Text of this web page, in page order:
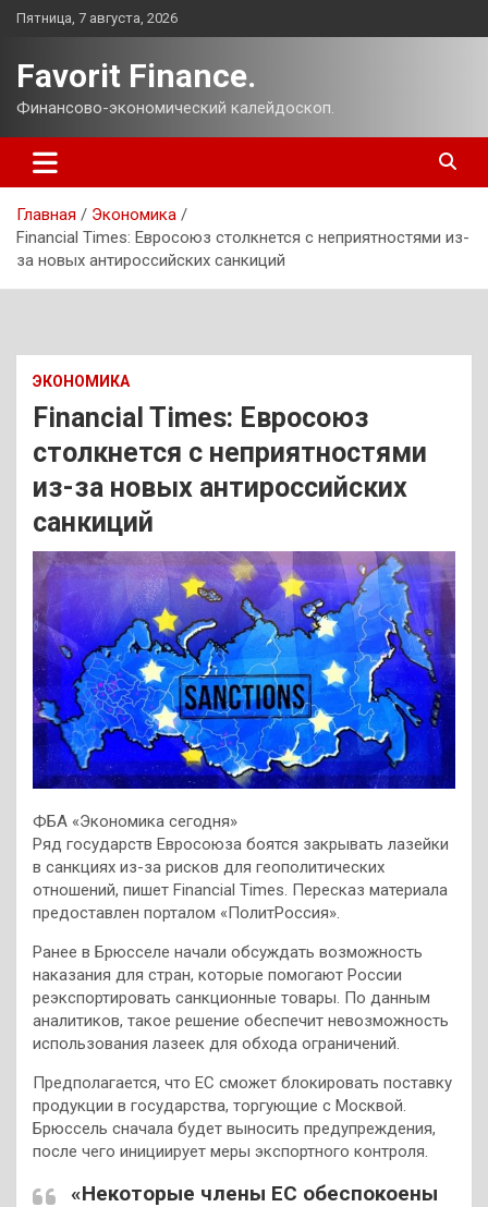
Перейти
Пятница, 7 августа, 2026
Favorit Finance.
Финансово-экономический калейдоскоп.
Главная
Экономика
Financial Times: Евросоюз столкнется с неприятностями из-
за новых антироссийских санкиций
ЭКОНОМИКА
Financial Times: Евросоюз
столкнется с неприятностями
из-за новых антироссийских
санкиций
ФБА «Экономика сегодня»
Ряд государств Евросоюза боятся закрывать лазейки
в санкциях из-за рисков для геополитических
отношений, пишет Financial Times. Пересказ материала
предоставлен порталом «ПолитРоссия».
Ранее в Брюсселе начали обсуждать возможность
наказания для стран, которые помогают России
реэкспортировать санкционные товары. По данным
аналитиков, такое решение обеспечит невозможность
использования лазеек для обхода ограничений.
Предполагается, что ЕС сможет блокировать поставку
продукции в государства, торгующие с Москвой.
Брюссель сначала будет выносить предупреждения,
после чего инициирует меры экспортного контроля.
«Некоторые члены ЕС обеспокоены